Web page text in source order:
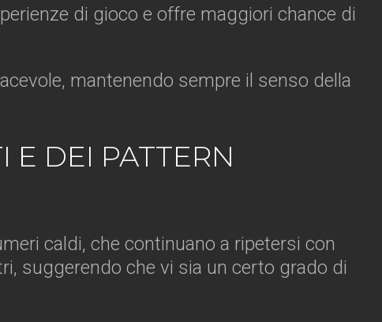
di gioco e offre maggiori chance di
mantenendo sempre il senso della
E DEI PATTERN
caldi, che continuano a ripetersi con
suggerendo che vi sia un certo grado di